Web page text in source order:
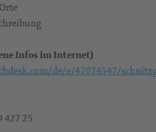
Infos im Internet)
de/e/47074547/
427 25